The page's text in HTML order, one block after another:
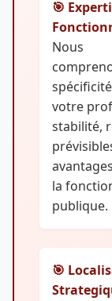
🎯
Nous
votre
stabilité,
la
publique.
🎯